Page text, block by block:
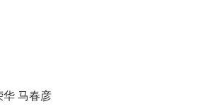
华 马春彦